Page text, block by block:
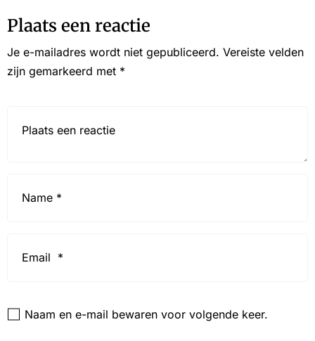
Plaats een reactie
Je e-mailadres wordt niet gepubliceerd. Vereiste velden
zijn gemarkeerd met *
Naam en e-mail bewaren voor volgende keer.